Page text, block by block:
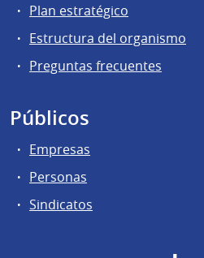
Plan estratégico
Estructura del organismo
Preguntas frecuentes
Públicos
Empresas
Personas
Sindicatos